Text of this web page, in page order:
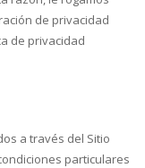
de privacidad
de privacidad
a través del Sitio
particulares